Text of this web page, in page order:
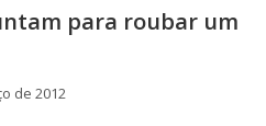
para roubar um
de 2012